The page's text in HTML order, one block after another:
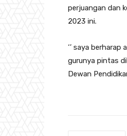
perjuangan dan
2023 ini.
‘’ saya berharap
gurunya pintas
Dewan